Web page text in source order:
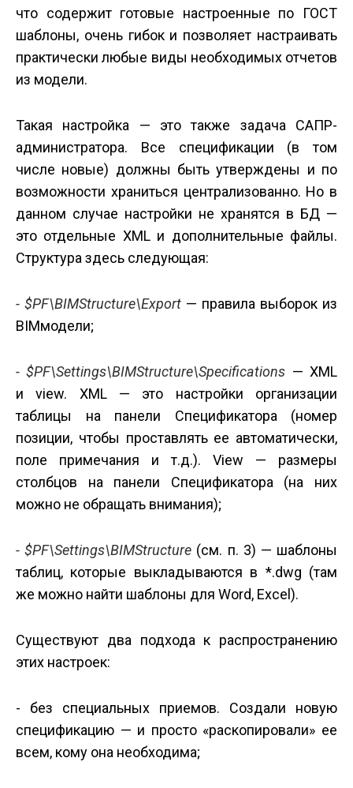
что содержит готовые настроенные по ГОСТ
шаблоны, очень гибок и позволяет настраивать
практически любые виды необходимых отчетов
из модели.
Такая настройка — это также задача САПР­
администратора. Все спецификации (в том
числе новые) должны быть утверждены и по
возможности храниться централизованно. Но в
данном случае настройки не хранятся в БД —
это отдельные XML и дополнительные файлы.
Структура здесь следующая:
- $PF\BIMStructure\Export — правила выборок из
BIM­модели;
- $PF\Settings\BIMStructure\Specifications — XML
и view. XML — это настройки организации
таблицы на панели Спецификатора (номер
позиции, чтобы проставлять ее автоматически,
поле примечания и т.д.). View — размеры
столбцов на панели Спецификатора (на них
можно не обращать внимания);
- $PF\Settings\BIMStructure (см. п. 3) — шаблоны
таблиц, которые выкладываются в *.dwg (там
же можно найти шаблоны для Word, Excel).
Существуют два подхода к распространению
этих настроек:
- без специальных приемов. Создали новую
спецификацию — и просто «раскопировали» ее
всем, кому она необходима;